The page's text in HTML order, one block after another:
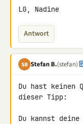
LG, Nadine
Antwort
SB Stefan B.(stefan)
Du hast keinen
dieser Tipp:
Du kannst